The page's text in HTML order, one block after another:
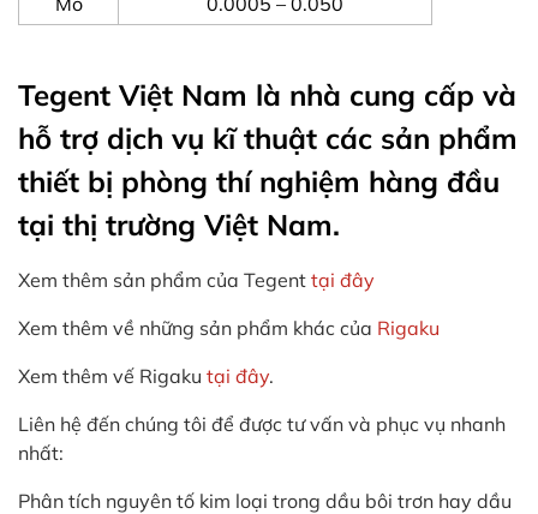
Tegent Việt Nam là nhà cung cấp và
hỗ trợ dịch vụ kĩ thuật các sản phẩm
thiết bị phòng thí nghiệm hàng đầu
tại thị trường Việt Nam.
Xem thêm sản phẩm của Tegent tại đây
Xem thêm về những sản phẩm khác của Rigaku
Xem thêm vế Rigaku tại đây.
Liên hệ đến chúng tôi để được tư vấn và phục vụ nhanh
nhất:
Phân tích nguyên tố kim loại trong dầu bôi trơn hay dầu